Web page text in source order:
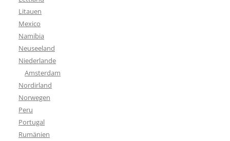
Litauen
Mexico
Namibia
Neuseeland
Niederlande
Amsterdam
Nordirland
Norwegen
Peru
Portugal
Rumänien